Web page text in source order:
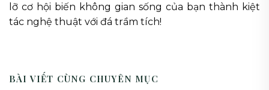
lỡ cơ hội biến không gian sống của bạn thành kiệt
tác nghệ thuật với đá trầm tích!
BÀI VIẾT CÙNG CHUYÊN MỤC